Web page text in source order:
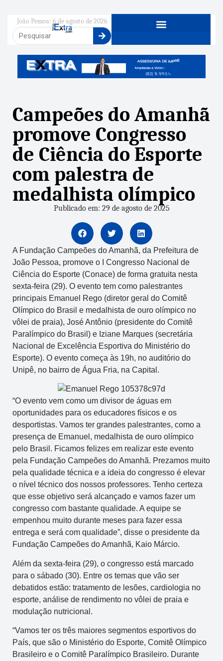
João Pessoa: 6 de agosto de 2026
Campeões do Amanhã
promove Congresso
de Ciência do Esporte
com palestra de
medalhista olímpico
Publicado em: 29 de agosto de 2025
A Fundação Campeões do Amanhã, da Prefeitura de
João Pessoa, promove o I Congresso Nacional de
Ciência do Esporte (Conace) de forma gratuita nesta
sexta-feira (29). O evento tem como palestrantes
principais Emanuel Rego (diretor geral do Comitê
Olímpico do Brasil e medalhista de ouro olímpico no
vôlei de praia), José Antônio (presidente do Comitê
Paralímpico do Brasil) e Iziane Marques (secretária
Nacional de Excelência Esportiva do Ministério do
Esporte). O evento começa às 19h, no auditório do
Unipê, no bairro de Água Fria, na Capital.
“O evento vem como um divisor de águas em
oportunidades para os educadores físicos e os
desportistas. Vamos ter grandes palestrantes, como a
presença de Emanuel, medalhista de ouro olímpico
pelo Brasil. Ficamos felizes em realizar este evento
pela Fundação Campeões do Amanhã. Prezamos muito
pela qualidade técnica e a ideia do congresso é elevar
o nível técnico dos nossos professores. Tenho certeza
que esse objetivo será alcançado e vamos fazer um
congresso com bastante qualidade. A equipe se
empenhou muito durante meses para fazer essa
entrega e será com qualidade”, disse o presidente da
Fundação Campeões do Amanhã, Kaio Márcio.
Além da sexta-feira (29), o congresso está marcado
para o sábado (30). Entre os temas que vão ser
debatidos estão: tratamento de lesões, cardiologia no
esporte, análise de rendimento no vôlei de praia e
modulação nutricional.
“Vamos ter os três maiores segmentos esportivos do
País, que são o Ministério do Esporte, Comitê Olímpico
Brasileiro e o Comitê Paralímpico Brasileiro. Durante